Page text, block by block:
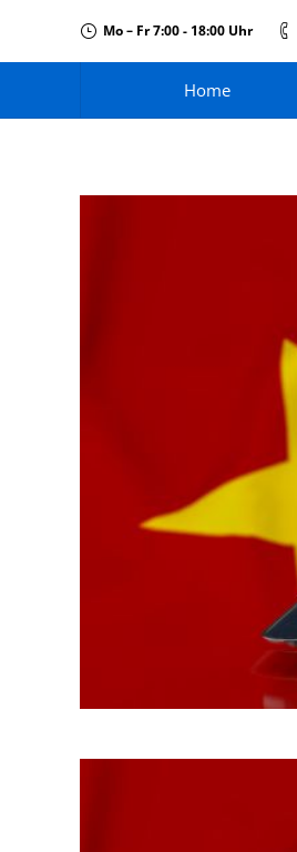
Mo – Fr 7:00 - 18:00 Uhr
Home